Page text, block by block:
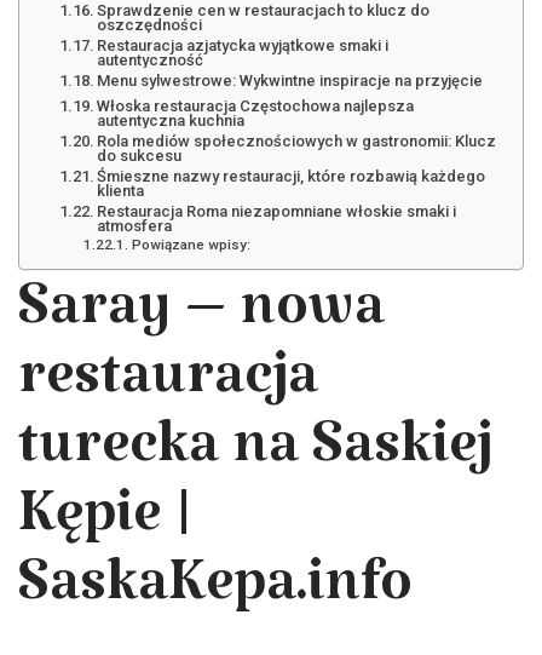
Sprawdzenie cen w restauracjach to klucz do
oszczędności
Restauracja azjatycka wyjątkowe smaki i
autentyczność
Menu sylwestrowe: Wykwintne inspiracje na przyjęcie
Włoska restauracja Częstochowa najlepsza
autentyczna kuchnia
Rola mediów społecznościowych w gastronomii: Klucz
do sukcesu
Śmieszne nazwy restauracji, które rozbawią każdego
klienta
Restauracja Roma niezapomniane włoskie smaki i
atmosfera
Powiązane wpisy:
Saray – nowa
restauracja
turecka na Saskiej
Kępie |
SaskaKepa.info